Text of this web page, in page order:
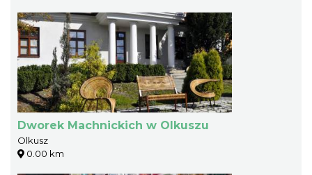
Dworek Machnickich w Olkuszu
Olkusz
0.00 km